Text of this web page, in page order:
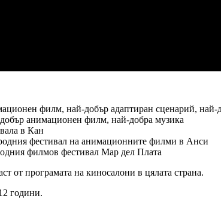
филм, най-добър адаптиран сценарий, най-
анимационен филм, най-добра музика
в Кан
фестивал на анимационните филми в Анси
филмов фестивал Мар дел Плата
от програмата на киносалони в цялата страна.
години.